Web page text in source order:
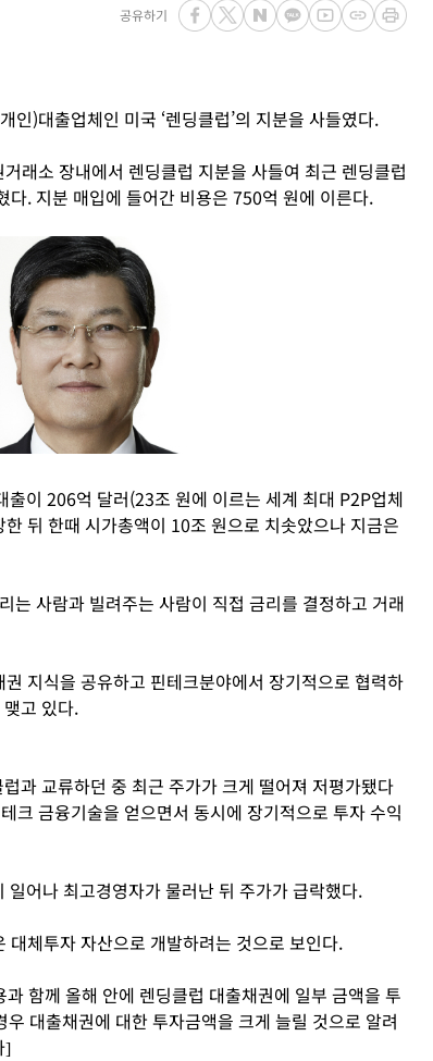
공유하기
인)대출업체인 미국 ‘렌딩클럽’의 지분을 사들였다.
래소 장내에서 렌딩클럽 지분을 사들여 최근 렌딩클럽
. 지분 매입에 들어간 비용은 750억 원에 이른다.
출이 206억 달러(23조 원에 이르는 세계 최대 P2P업체
뒤 한때 시가총액이 10조 원으로 치솟았으나 지금은
는 사람과 빌려주는 사람이 직접 금리를 결정하고 거래
지식을 공유하고 핀테크분야에서 장기적으로 협력하
고 있다.
과 교류하던 중 최근 주가가 크게 떨어져 저평가됐다
크 금융기술을 얻으면서 동시에 장기적으로 투자 수익
어나 최고경영자가 물러난 뒤 주가가 급락했다.
체투자 자산으로 개발하려는 것으로 보인다.
함께 올해 안에 렌딩클럽 대출채권에 일부 금액을 투
대출채권에 대한 투자금액을 크게 늘릴 것으로 알려
]